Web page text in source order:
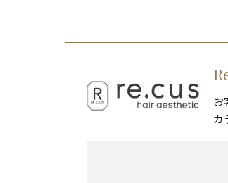
お
カ